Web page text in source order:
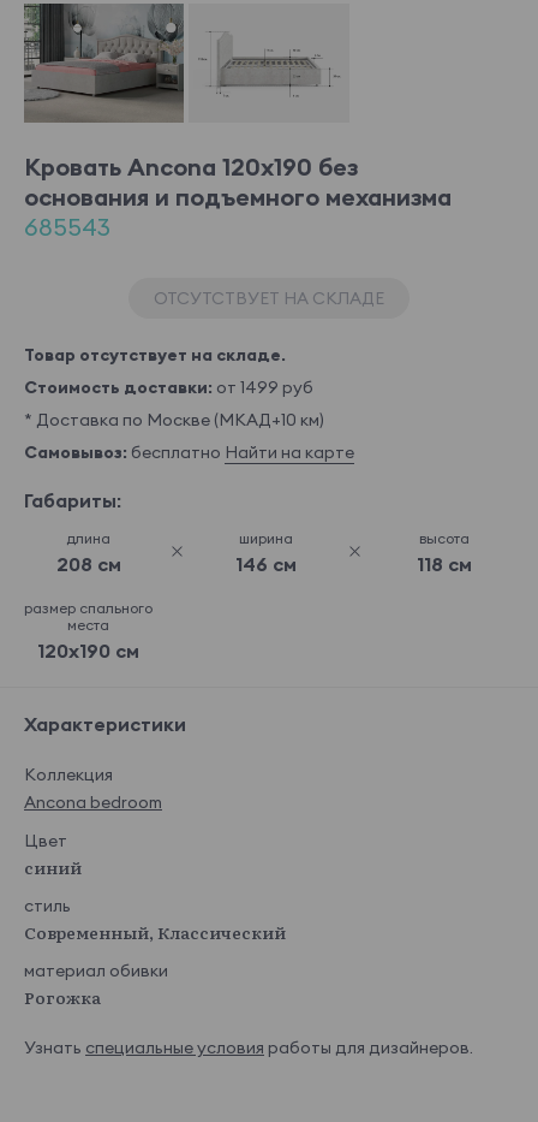
Кровать Ancona 120x190 без
основания и подъемного механизма
685543
ОТСУТСТВУЕТ НА СКЛАДЕ
Товар отсутствует на складе.
Стоимость доставки: от 1499 руб
* Доставка по Москве (МКАД+10 км)
Самовывоз: бесплатно Найти на карте
Габариты:
длина
208 см
ширина
146 см
высота
118 см
размер спального
места
120x190 см
Характеристики
Коллекция
Ancona bedroom
Цвет
синий
стиль
Современный, Классический
материал обивки
Рогожка
Узнать специальные условия работы для дизайнеров.